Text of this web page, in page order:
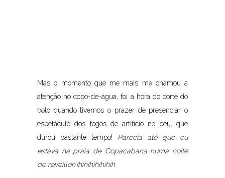
Mas o momento que me mais me chamou a
atenção no copo-de-água, foi a hora do corte do
bolo quando tivemos o prazer de presenciar o
espetáculo dos fogos de artifício no céu, que
durou bastante tempo! Parecia até que eu
estava na praia de Copacabana numa noite
de reveillon.ihihihihihihih